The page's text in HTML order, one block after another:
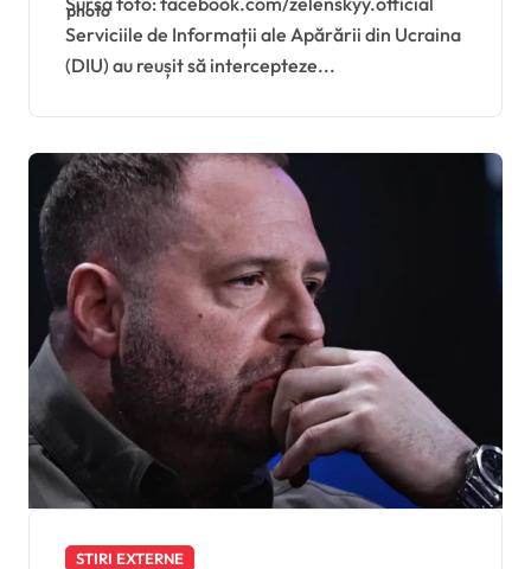
reședinței lui Zelenski
Serviciile de Informații ale Apărării din Ucraina
(DIU) au reușit să intercepteze...
STIRI EXTERNE